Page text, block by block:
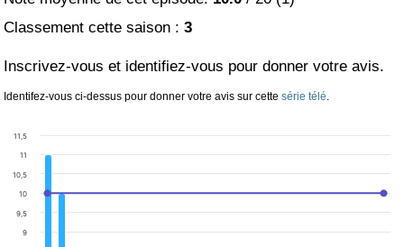
Classement cette saison :3
Inscrivez-vous et identifiez-vous pour donner votre avis.
Identifez-vous ci-dessus pour donner votre avis sur cettesérie télé
9
9,5
10
10,5
11
11,5